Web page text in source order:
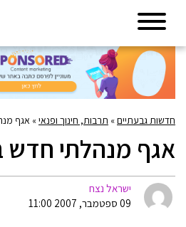
חדשות גבעתיים» תרבות, חינוך ופנאי» אגף
אגף מנהלתי חדש
ישראל נצח
09 ספטמבר, 2007 11:00